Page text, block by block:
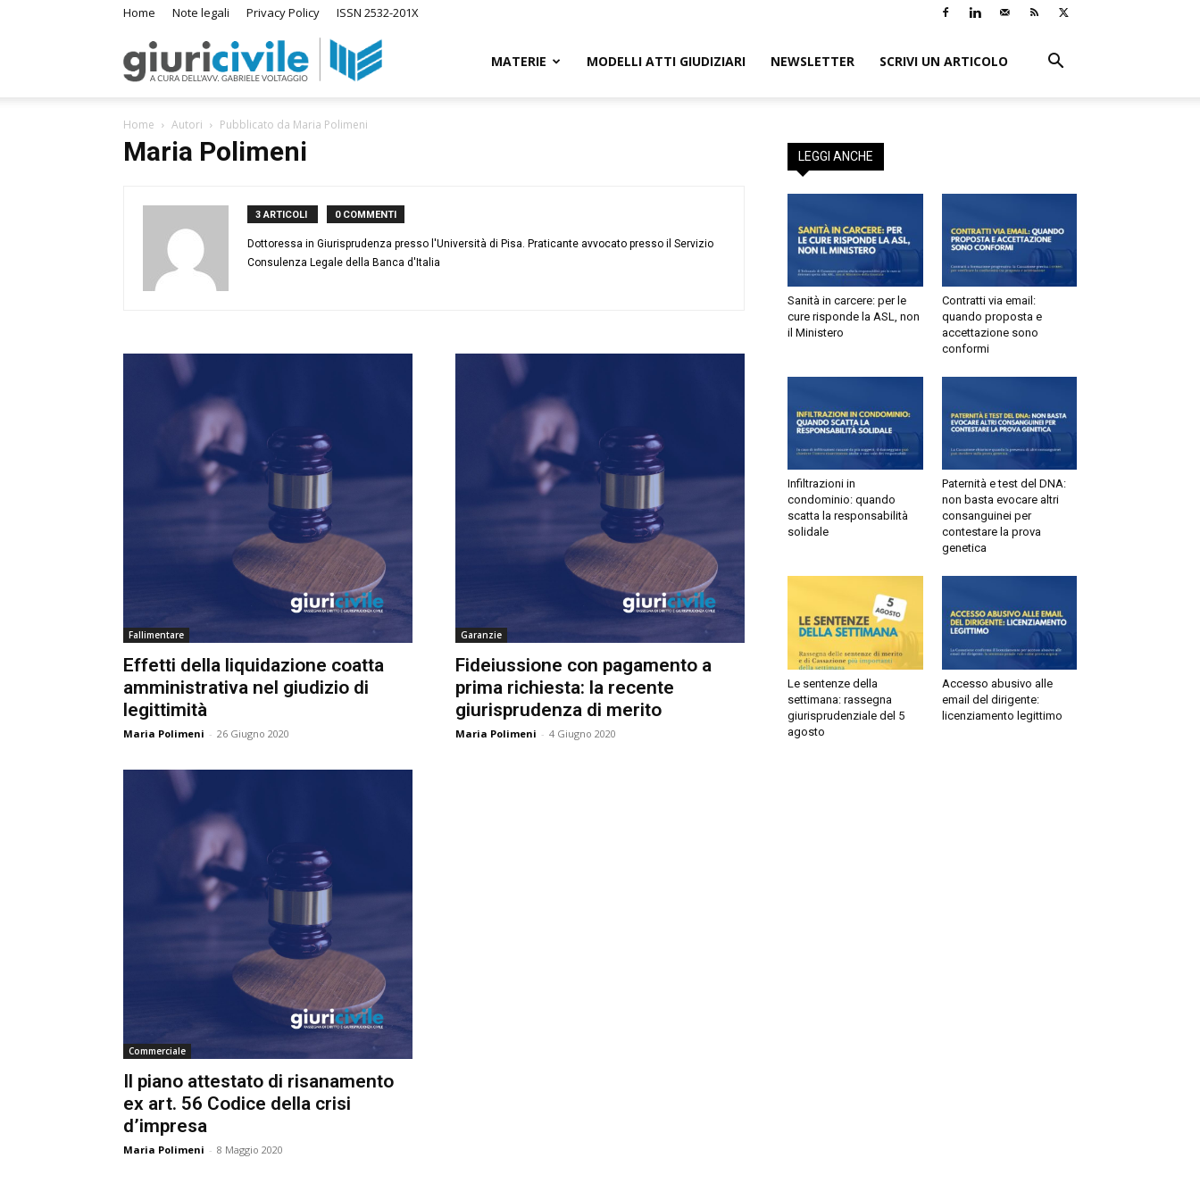
Home Note legali Privacy Policy ISSN 2532-201X
GiuriCivile.it
Rassegna
Civile
MATERIE MODELLI ATTI GIUDIZIARI NEWSLETTER SCRIVI UN ARTICOLO
Home Autori Pubblicato da Maria Polimeni
Maria Polimeni
3 ARTICOLI 0 COMMENTI
Dottoressa in Giurisprudenza presso l'Università di Pisa. Praticante avvocato presso il Servizio
Consulenza Legale della Banca d'Italia
Fallimentare
Effetti della liquidazione coatta
amministrativa nel giudizio di
legittimità
Maria Polimeni - 26 Giugno 2020
Garanzie
Fideiussione con pagamento a
prima richiesta: la recente
giurisprudenza di merito
Maria Polimeni - 4 Giugno 2020
Commerciale
Il piano attestato di risanamento
ex art. 56 Codice della crisi
d’impresa
Maria Polimeni - 8 Maggio 2020
LEGGI ANCHE
Sanità in carcere: per le
cure risponde la ASL, non
il Ministero
Contratti via email:
quando proposta e
accettazione sono
conformi
Infiltrazioni in
condominio: quando
scatta la responsabilità
solidale
Paternità e test del DNA:
non basta evocare altri
consanguinei per
contestare la prova
genetica
Le sentenze della
settimana: rassegna
giurisprudenziale del 5
agosto
Accesso abusivo alle
email del dirigente:
licenziamento legittimo
Autorizzo l’invio di comunicazioni a scopo commerciale e di
marketing nei limiti indicati nell’
Non autorizzo
Cliccando su “Iscriviti” dichiari di aver letto e accettato la
Iscriviti